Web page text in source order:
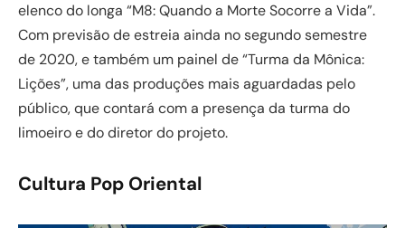
elenco do longa “M8: Quando a Morte Socorre a Vida”.
Com previsão de estreia ainda no segundo semestre
de 2020, e também um painel de “Turma da Mônica:
Lições”, uma das produções mais aguardadas pelo
público, que contará com a presença da turma do
limoeiro e do diretor do projeto.
Cultura Pop Oriental